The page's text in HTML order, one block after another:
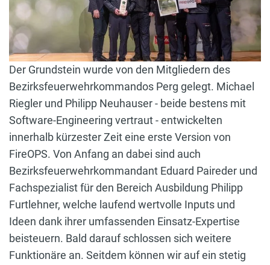
Der Grundstein wurde von den Mitgliedern des
Bezirksfeuerwehrkommandos Perg gelegt. Michael
Riegler und Philipp Neuhauser - beide bestens mit
Software-Engineering vertraut - entwickelten
innerhalb kürzester Zeit eine erste Version von
FireOPS. Von Anfang an dabei sind auch
Bezirksfeuerwehrkommandant Eduard Paireder und
Fachspezialist für den Bereich Ausbildung Philipp
Furtlehner, welche laufend wertvolle Inputs und
Ideen dank ihrer umfassenden Einsatz-Expertise
beisteuern. Bald darauf schlossen sich weitere
Funktionäre an. Seitdem können wir auf ein stetig